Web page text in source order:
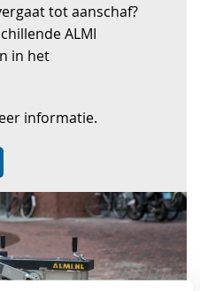
tot aanschaf?
ALMI
in het
informatie.